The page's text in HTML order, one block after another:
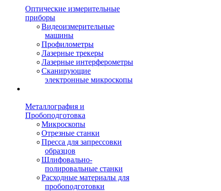
Оптические измерительные
приборы
Видеоизмерительные
машины
Профилометры
Лазерные трекеры
Лазерные интерферометры
Сканирующие
электронные микроскопы
Металлография и
Пробоподготовка
Микроскопы
Отрезные станки
Пресса для запрессовки
образцов
Шлифовально-
полировальные станки
Расходные материалы для
пробоподготовки